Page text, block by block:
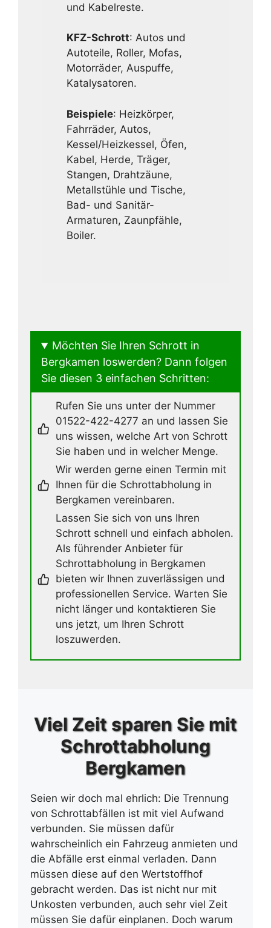
und Kabelreste.
KFZ-Schrott: Autos und
Autoteile, Roller, Mofas,
Motorräder, Auspuffe,
Katalysatoren.
Beispiele: Heizkörper,
Fahrräder, Autos,
Kessel/Heizkessel, Öfen,
Kabel, Herde, Träger,
Stangen, Drahtzäune,
Metallstühle und Tische,
Bad- und Sanitär-
Armaturen, Zaunpfähle,
Boiler.
Möchten Sie Ihren Schrott in
Bergkamen loswerden? Dann folgen
Sie diesen 3 einfachen Schritten:
Rufen Sie uns unter der Nummer
01522-422-4277 an und lassen Sie
uns wissen, welche Art von Schrott
Sie haben und in welcher Menge.
Wir werden gerne einen Termin mit
Ihnen für die Schrottabholung in
Bergkamen vereinbaren.
Lassen Sie sich von uns Ihren
Schrott schnell und einfach abholen.
Als führender Anbieter für
Schrottabholung in Bergkamen
bieten wir Ihnen zuverlässigen und
professionellen Service. Warten Sie
nicht länger und kontaktieren Sie
uns jetzt, um Ihren Schrott
loszuwerden.
Viel Zeit sparen Sie mit
Schrottabholung
Bergkamen
Seien wir doch mal ehrlich: Die Trennung
von Schrottabfällen ist mit viel Aufwand
verbunden. Sie müssen dafür
wahrscheinlich ein Fahrzeug anmieten und
die Abfälle erst einmal verladen. Dann
müssen diese auf den Wertstoffhof
gebracht werden. Das ist nicht nur mit
Unkosten verbunden, auch sehr viel Zeit
müssen Sie dafür einplanen. Doch warum